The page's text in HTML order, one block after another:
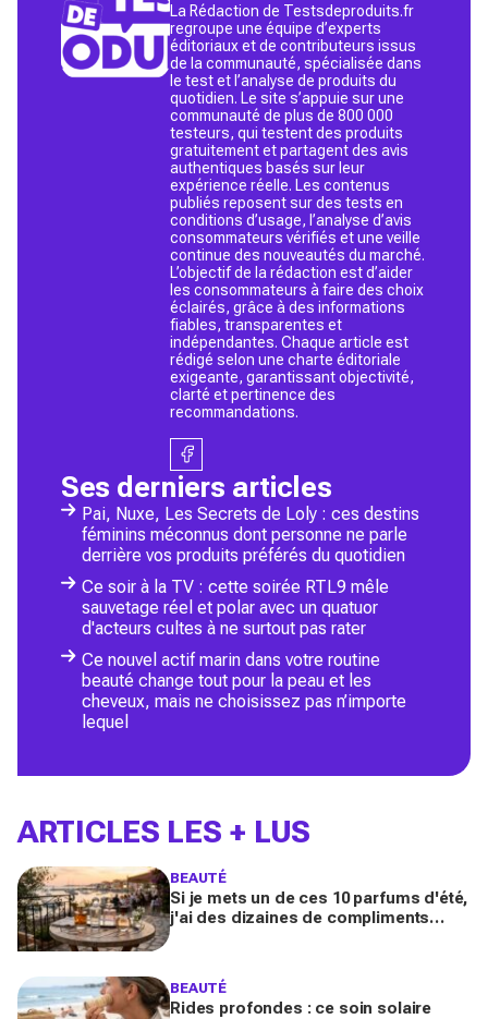
La Rédaction de Testsdeproduits.fr
regroupe une équipe d’experts
éditoriaux et de contributeurs issus
de la communauté, spécialisée dans
le test et l’analyse de produits du
quotidien. Le site s’appuie sur une
communauté de plus de 800 000
testeurs, qui testent des produits
gratuitement et partagent des avis
authentiques basés sur leur
expérience réelle. Les contenus
publiés reposent sur des tests en
conditions d’usage, l’analyse d’avis
consommateurs vérifiés et une veille
continue des nouveautés du marché.
L’objectif de la rédaction est d’aider
les consommateurs à faire des choix
éclairés, grâce à des informations
fiables, transparentes et
indépendantes. Chaque article est
rédigé selon une charte éditoriale
exigeante, garantissant objectivité,
clarté et pertinence des
recommandations.
Ses derniers articles
Pai, Nuxe, Les Secrets de Loly : ces destins
féminins méconnus dont personne ne parle
derrière vos produits préférés du quotidien
Ce soir à la TV : cette soirée RTL9 mêle
sauvetage réel et polar avec un quatuor
d'acteurs cultes à ne surtout pas rater
Ce nouvel actif marin dans votre routine
beauté change tout pour la peau et les
cheveux, mais ne choisissez pas n’importe
lequel
ARTICLES LES + LUS
BEAUTÉ
Si je mets un de ces 10 parfums d'été,
j'ai des dizaines de compliments
BEAUTÉ
Rides profondes : ce soin solaire